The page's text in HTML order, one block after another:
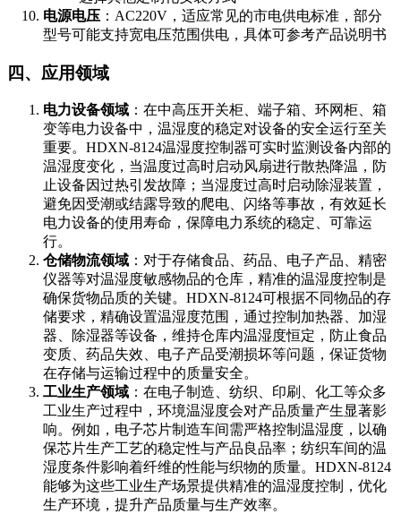
电源电压 ：AC220V，适应常见的市电供电标准，部分
型号可能支持宽电压范围供电，具体可参考产品说明书
四、应用领域
电力设备领域 ：在中高压开关柜、端子箱、环网柜、箱
变等电力设备中，温湿度的稳定对设备的安全运行至关
重要。HDXN-8124温湿度控制器可实时监测设备内部的
温湿度变化，当温度过高时启动风扇进行散热降温，防
止设备因过热引发故障；当湿度过高时启动除湿装置，
避免因受潮或结露导致的爬电、闪络等事故，有效延长
电力设备的使用寿命，保障电力系统的稳定、可靠运
行。
仓储物流领域 ：对于存储食品、药品、电子产品、精密
仪器等对温湿度敏感物品的仓库，精准的温湿度控制是
确保货物品质的关键。HDXN-8124可根据不同物品的存
储要求，精确设置温湿度范围，通过控制加热器、加湿
器、除湿器等设备，维持仓库内温湿度恒定，防止食品
变质、药品失效、电子产品受潮损坏等问题，保证货物
在存储与运输过程中的质量安全。
工业生产领域 ：在电子制造、纺织、印刷、化工等众多
工业生产过程中，环境温湿度会对产品质量产生显著影
响。例如，电子芯片制造车间需严格控制温湿度，以确
保芯片生产工艺的稳定性与产品良品率；纺织车间的温
湿度条件影响着纤维的性能与织物的质量。HDXN-8124
能够为这些工业生产场景提供精准的温湿度控制，优化
生产环境，提升产品质量与生产效率。